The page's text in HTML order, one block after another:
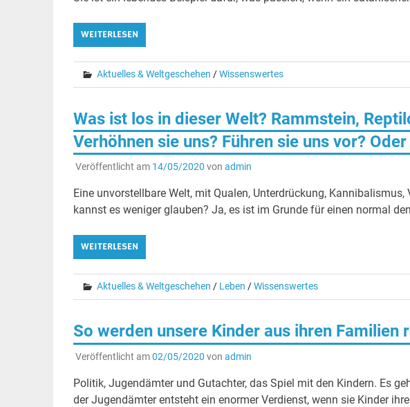
WEITERLESEN
Aktuelles & Weltgeschehen /Wissenswertes
Was ist los in dieser Welt? Rammstein,
Verhöhnen sie uns? Führen sie uns vor?
Veröffentlicht am 14/05/2020 von admin
Eine unvorstellbare Welt, mit Qualen, Unterdrückung,
kannst es weniger glauben? Ja, es ist im Grunde für einen normal
WEITERLESEN
Aktuelles & Weltgeschehen / Leben /Wissenswertes
So werden unsere Kinder aus ihren Familien
Veröffentlicht am02/05/2020 von admin
Politik, Jugendämter und Gutachter, das Spiel mit den Kindern. Es
der Jugendämter entsteht ein enormer Verdienst, wenn sie Kinder